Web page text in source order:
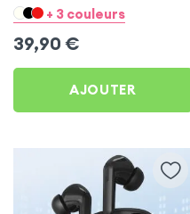
pour Samsung Galaxy
+ 3 couleurs
39,90 €
AJOUTER